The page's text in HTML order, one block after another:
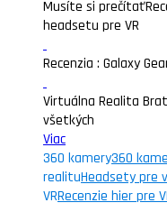
Musíte si prečítať
headsetu pre VR
Recenzia : Galaxy
Virtuálna Realita
všetkých
Viac
360 kamery360
realituHeadsety pre
VRRecenzie hier pre